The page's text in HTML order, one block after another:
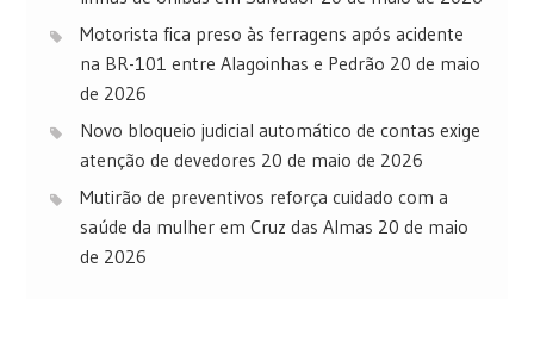
Motorista fica preso às ferragens após acidente
na BR-101 entre Alagoinhas e Pedrão 20 de maio
de 2026
Novo bloqueio judicial automático de contas exige
atenção de devedores 20 de maio de 2026
Mutirão de preventivos reforça cuidado com a
saúde da mulher em Cruz das Almas 20 de maio
de 2026